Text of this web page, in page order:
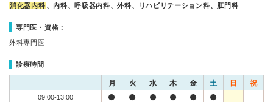
消化器内科 、内科、呼吸器内科、外科、リハビリテーション科、肛門科
専門医・資格：
外科専門医
診療時間
月 火 水 木 金 土 日 祝
09:00-13:00